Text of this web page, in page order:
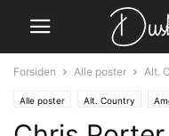
Forsiden Alle poster Alt.
Alle poster Alt. Country